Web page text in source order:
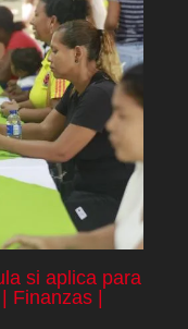
si aplica para
Finanzas |